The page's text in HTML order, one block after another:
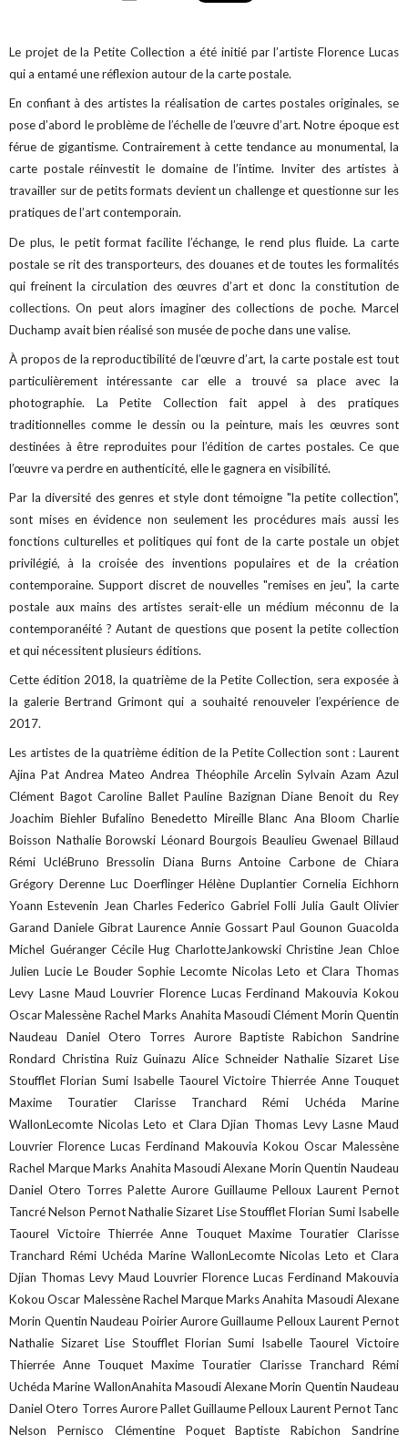
Le projet de la Petite Collection a été initié par l’artiste Florence Lucas
qui a entamé une réflexion autour de la carte postale.
En confiant à des artistes la réalisation de cartes postales originales, se
pose d’abord le problème de l’échelle de l’œuvre d’art. Notre époque est
férue de gigantisme. Contrairement à cette tendance au monumental, la
carte postale réinvestit le domaine de l’intime. Inviter des artistes à
travailler sur de petits formats devient un challenge et questionne sur les
pratiques de l’art contemporain.
De plus, le petit format facilite l’échange, le rend plus fluide. La carte
postale se rit des transporteurs, des douanes et de toutes les formalités
qui freinent la circulation des œuvres d’art et donc la constitution de
collections. On peut alors imaginer des collections de poche. Marcel
Duchamp avait bien réalisé son musée de poche dans une valise.
À propos de la reproductibilité de l’œuvre d’art, la carte postale est tout
particulièrement intéressante car elle a trouvé sa place avec la
photographie. La Petite Collection fait appel à des pratiques
traditionnelles comme le dessin ou la peinture, mais les œuvres sont
destinées à être reproduites pour l’édition de cartes postales. Ce que
l’œuvre va perdre en authenticité, elle le gagnera en visibilité.
Par la diversité des genres et style dont témoigne "la petite collection",
sont mises en évidence non seulement les procédures mais aussi les
fonctions culturelles et politiques qui font de la carte postale un objet
privilégié, à la croisée des inventions populaires et de la création
contemporaine. Support discret de nouvelles "remises en jeu", la carte
postale aux mains des artistes serait-elle un médium méconnu de la
contemporanéité ? Autant de questions que posent la petite collection
et qui nécessitent plusieurs éditions.
Cette édition 2018, la quatrième de la Petite Collection, sera exposée à
la galerie Bertrand Grimont qui a souhaité renouveler l’expérience de
2017.
Les artistes de la quatrième édition de la Petite Collection sont : Laurent
Ajina Pat Andrea Mateo Andrea Théophile Arcelin Sylvain Azam Azul
Clément Bagot Caroline Ballet Pauline Bazignan Diane Benoit du Rey
Joachim Biehler Bufalino Benedetto Mireille Blanc Ana Bloom Charlie
Boisson Nathalie Borowski Léonard Bourgois Beaulieu Gwenael Billaud
Rémi UcléBruno Bressolin Diana Burns Antoine Carbone de Chiara
Grégory Derenne Luc Doerflinger Hélène Duplantier Cornelia Eichhorn
Yoann Estevenin Jean Charles Federico Gabriel Folli Julia Gault Olivier
Garand Daniele Gibrat Laurence Annie Gossart Paul Gounon Guacolda
Michel Guéranger Cécile Hug CharlotteJankowski Christine Jean Chloe
Julien Lucie Le Bouder Sophie Lecomte Nicolas Leto et Clara Thomas
Levy Lasne Maud Louvrier Florence Lucas Ferdinand Makouvia Kokou
Oscar Malessène Rachel Marks Anahita Masoudi Clément Morin Quentin
Naudeau Daniel Otero Torres Aurore Baptiste Rabichon Sandrine
Rondard Christina Ruiz Guinazu Alice Schneider Nathalie Sizaret Lise
Stoufflet Florian Sumi Isabelle Taourel Victoire Thierrée Anne Touquet
Maxime Touratier Clarisse Tranchard Rémi Uchéda Marine
WallonLecomte Nicolas Leto et Clara Djian Thomas Levy Lasne Maud
Louvrier Florence Lucas Ferdinand Makouvia Kokou Oscar Malessène
Rachel Marque Marks Anahita Masoudi Alexane Morin Quentin Naudeau
Daniel Otero Torres Palette Aurore Guillaume Pelloux Laurent Pernot
Tancré Nelson Pernot Nathalie Sizaret Lise Stoufflet Florian Sumi Isabelle
Taourel Victoire Thierrée Anne Touquet Maxime Touratier Clarisse
Tranchard Rémi Uchéda Marine WallonLecomte Nicolas Leto et Clara
Djian Thomas Levy Maud Louvrier Florence Lucas Ferdinand Makouvia
Kokou Oscar Malessène Rachel Marque Marks Anahita Masoudi Alexane
Morin Quentin Naudeau Poirier Aurore Guillaume Pelloux Laurent Pernot
Nathalie Sizaret Lise Stoufflet Florian Sumi Isabelle Taourel Victoire
Thierrée Anne Touquet Maxime Touratier Clarisse Tranchard Rémi
Uchéda Marine WallonAnahita Masoudi Alexane Morin Quentin Naudeau
Daniel Otero Torres Aurore Pallet Guillaume Pelloux Laurent Pernot Tanc
Nelson Pernisco Clémentine Poquet Baptiste Rabichon Sandrine